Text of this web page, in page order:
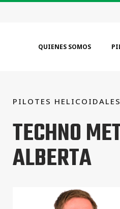
QUIENES SOMOS
01 MÁS POPULARES
Casas / Cabañas
Edificación Modular
Casas de madera
Cobertizos
01 PROFESIONAL
Estudios de casos
Certificaciones
FAQ
Servicios de
PILOTES HELICOIDALES
TECHNO
ALBERTA